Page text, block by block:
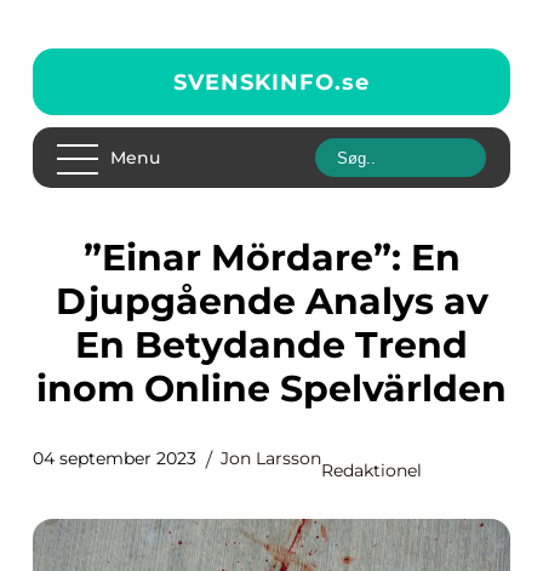
SVENSKINFO.se
Menu
”Einar Mördare”: En
Djupgående Analys av
En Betydande Trend
inom Online Spelvärlden
04 september 2023 Jon Larsson
Redaktionel